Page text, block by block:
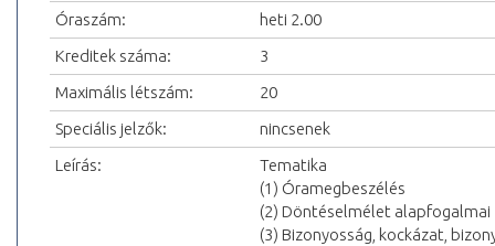
Óraszám:
heti 2.00
Kreditek száma:
3
Maximális létszám:
20
Speciális jelzők:
nincsenek
Leírás:
Tematika
(1) Óramegbeszélés
(2) Döntéselmélet alapfogalmai
(3) Bizonyosság, kockázat,